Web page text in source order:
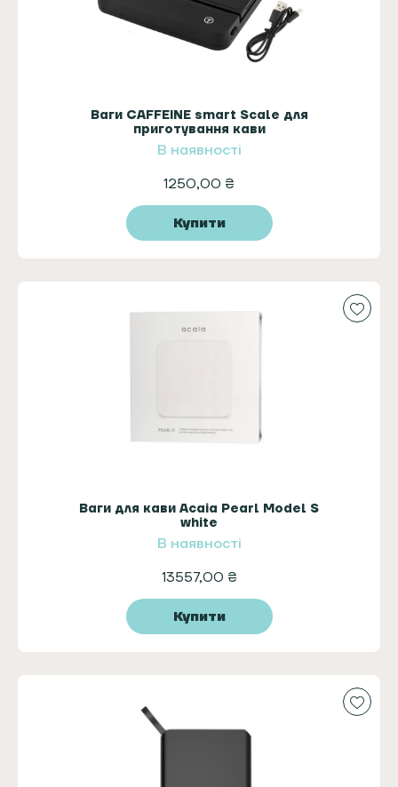
Ваги CAFFEINE smart Scale для
приготування кави
В наявності
1250,00 ₴
Купити
Ваги для кави Acaia Pearl Model S
white
В наявності
13557,00 ₴
Купити